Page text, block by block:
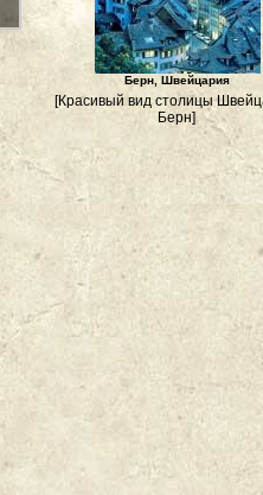
Берн, Швейцария
[Красивый вид столицы
Берн]